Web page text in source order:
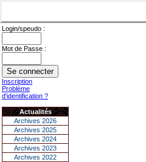
Login/speudo :
Mot de Passe :
Inscription
Problème
d'identification ?
Actualités
Archives 2026
Archives 2025
Archives 2024
Archives 2023
Archives 2022